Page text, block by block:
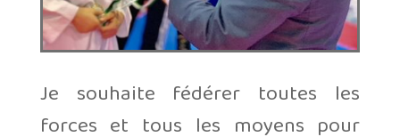
Je souhaite fédérer toutes les
forces et tous les moyens pour